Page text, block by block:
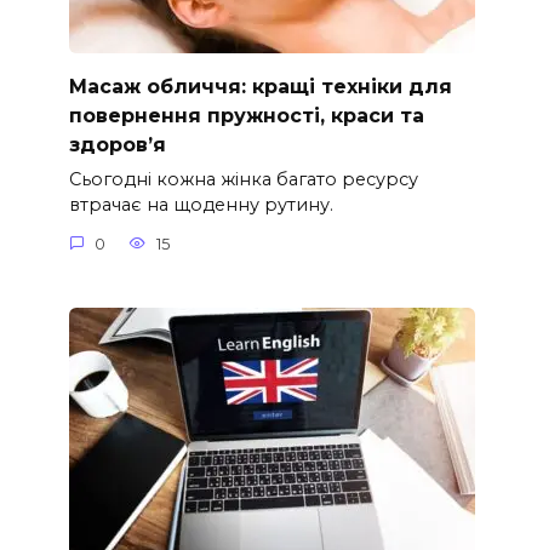
Масаж обличчя: кращі техніки для
повернення пружності, краси та
здоров’я
Сьогодні кожна жінка багато ресурсу
втрачає на щоденну рутину.
0 15